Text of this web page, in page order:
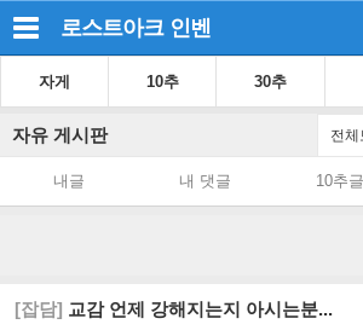
로스트아크 인벤
자게 10추 30추
자유 게시판 전체
내글 내 댓글 10추글
[잡담] 교감 언제 강해지는지 아시는분...